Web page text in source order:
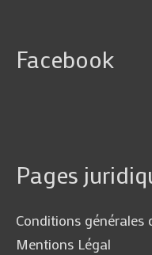
Facebook
Pages
Conditions générales
Mentions Légal